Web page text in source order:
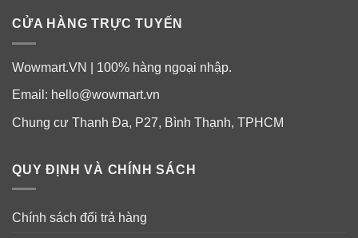
CỬA HÀNG TRỰC TUYẾN
Wowmart.VN | 100% hàng ngoại nhập.
Email: hello@wowmart.vn
Chung cư Thanh Đa, P27, Bình Thạnh, TPHCM
QUY ĐỊNH VÀ CHÍNH SÁCH
Chính sách đổi trả hàng